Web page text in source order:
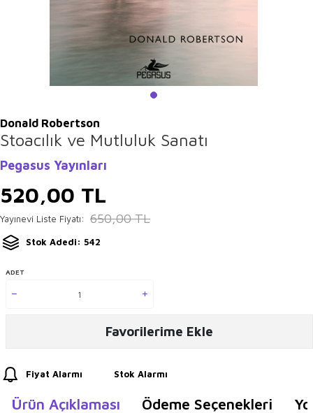
Donald Robertson
Stoacılık ve Mutluluk Sanatı
Pegasus Yayınları
520,00 TL
Yayınevi Liste Fiyatı: 650,00TL
Stok Adedi: 542
ADET
Favorilerime Ekle
Fiyat Alarmı Stok Alarmı
Ürün Açıklaması Ödeme Seçenekleri